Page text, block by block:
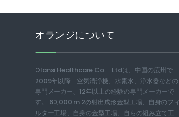
オランジについて
Olansi Healthcare Co.、Ltdは、中国の広州で
2009年以降、空気清浄機、水素水、浄水器などの
専門メーカー、12年以上の経験の専門メーカーで
す。 60,000 m 2の射出成形金型工場、自身のフィ
ルター工場、自身の金型工場、自らの組み立て工